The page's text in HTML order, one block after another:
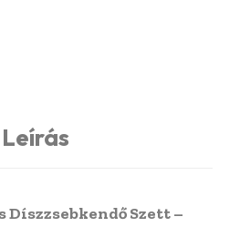
Leírás
Díszzsebkendő Szett –